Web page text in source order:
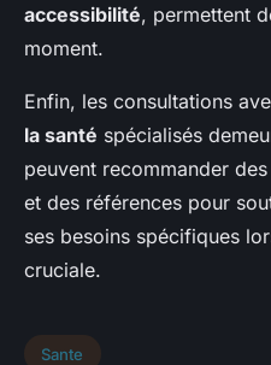
accessibilité, permettent
moment.
Enfin, les consultations
la santé spécialisés
peuvent recommander
et des références pour
ses besoins spécifiques
cruciale.
Sante